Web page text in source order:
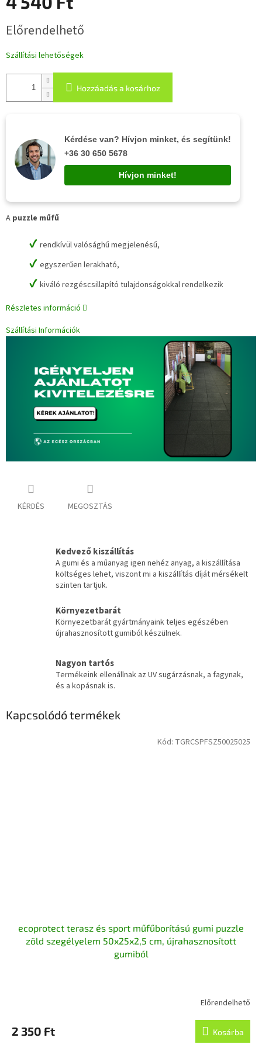
Előrendelhető
Szállítási lehetőségek
Hozzáadás a kosárhoz
Kérdése van? Hívjon minket, és segítünk!
+36 30 650 5678
Hívjon minket!
A puzzle műfű
✔ rendkívül valósághű megjelenésű,
✔ egyszerűen lerakható,
✔ kiváló rezgéscsillapító tulajdonságokkal rendelkezik
Részletes információ
Szállítási Információk
KÉRDÉS MEGOSZTÁS
Kedvező kiszállítás
A gumi és a műanyag igen nehéz anyag, a kiszállítása
költséges lehet, viszont mi a kiszállítás díját mérsékelt
szinten tartjuk.
Környezetbarát
Környezetbarát gyártmányaink teljes egészében
újrahasznosított gumiból készülnek.
Nagyon tartós
Termékeink ellenállnak az UV sugárzásnak, a fagynak,
és a kopásnak is.
Kapcsolódó termékek
ecoprotect terasz és sport műfűborítású gumi puzzle
zöld szegélyelem 50x25x2,5 cm, újrahasznosított
gumiból
átlagos
értékelése
Előrendelhető
2 350 Ft Kosárba
Kód: TGRCSPFSZ50025025